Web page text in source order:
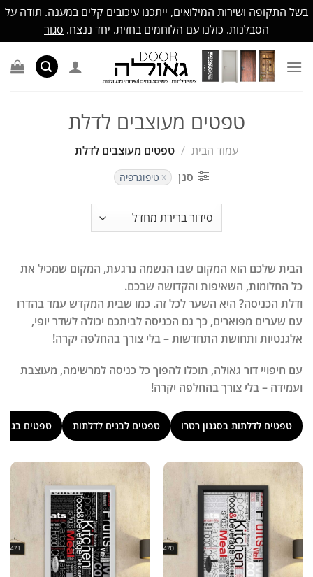
בשל התקופה ושירות המילואים, ייתכנו עיכובים קלים במענה. תודה על
הסבלנות. כולנו עם הלוחמים בחזית. יחד ננצח. סגור
content
טפטים מעוצבים לדלת
עמוד הבית / טפטים מעוצבים לדלת
סנן
טיפוגרפיה
הבית שלכם הוא המקום שבו הנשמה נרגעת, המקום שמכיל את
כל החלומות, השאיפות והקדושה שבכם.
ודלת הכניסה? היא השער לכל זה. כמו שבית המקדש עמד בהדרו
עם שערים מפוארים, כך גם הכניסה לביתכם יכולה לשדר יופי,
אלגנטיות ותחושת התחדשות – בלי צורך בהחלפה יקרה!
עם חיפויי דור גאולה, תוכלו להפוך כל כניסה למרשימה, מעוצבת
ועמידה – בלי צורך בהחלפה יקרה!
טפטים לדלתות בסגנון רטרו טפטים לבנים לדלתות טפטים